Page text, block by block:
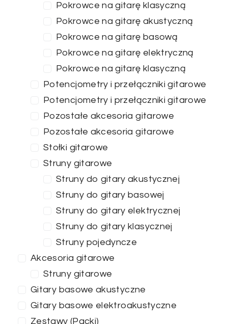
Pokrowce na gitarę klasyczną
Pokrowce na gitarę akustyczną
Pokrowce na gitarę basową
Pokrowce na gitarę elektryczną
Pokrowce na gitarę klasyczną
Potencjometry i przełączniki gitarowe
Potencjometry i przełączniki gitarowe
Pozostałe akcesoria gitarowe
Pozostałe akcesoria gitarowe
Stołki gitarowe
Struny gitarowe
Struny do gitary akustycznej
Struny do gitary basowej
Struny do gitary elektrycznej
Struny do gitary klasycznej
Struny pojedyncze
Akcesoria gitarowe
Struny gitarowe
Gitary basowe akustyczne
Gitary basowe elektroakustyczne
Zestawy (Packi)